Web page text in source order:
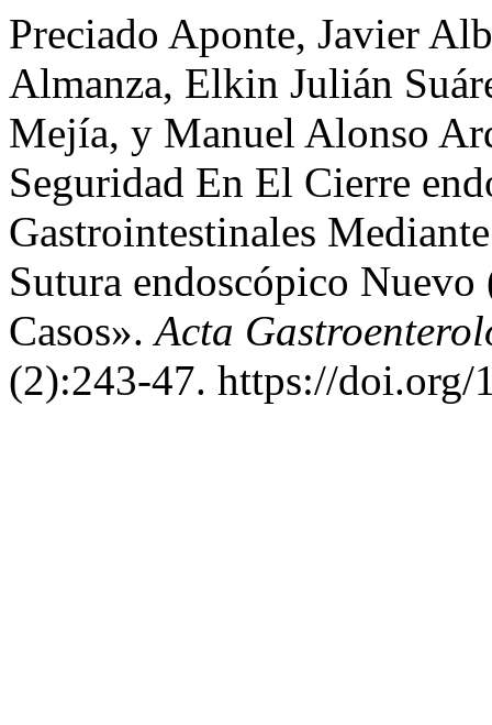
Preciado Aponte, Javier
Almanza, Elkin Julián
Mejía, y Manuel Alonso
Seguridad En El Cierre
Gastrointestinales
Sutura endoscópico
Casos».Acta
(2):243-47. https://